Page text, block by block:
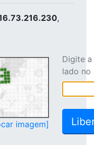
,
imagem]
Digite
lado no